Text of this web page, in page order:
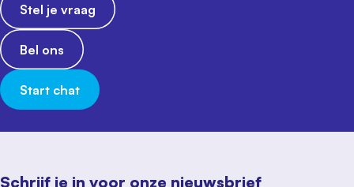
Schrijf je in voor onze nieuwsbrief
Stel je vraag
Bel ons
Start chat